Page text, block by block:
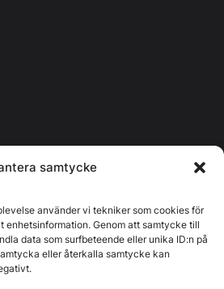
samtycke
använder vi tekniker som cookies för
enhetsinformation. Genom att samtycke till
data som surfbeteende eller unika ID:n på
eller återkalla samtycke kan